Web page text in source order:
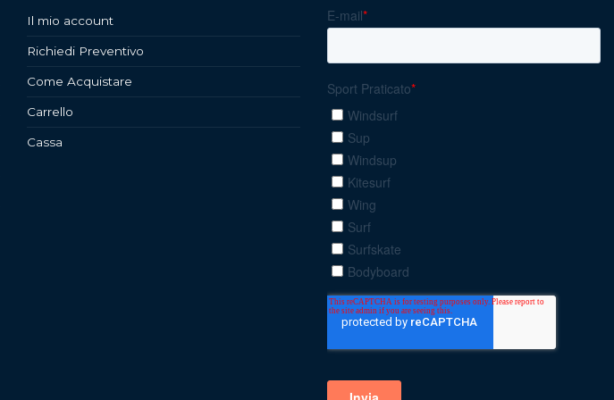
Il mio account
Richiedi Preventivo
Come Acquistare
Carrello
Cassa